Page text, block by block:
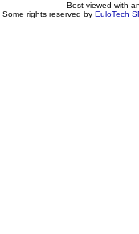
Best viewed with
rights reserved by EuloTech